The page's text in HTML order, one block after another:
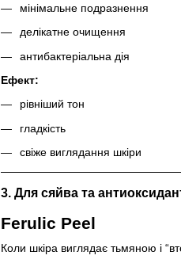
мінімальне подразнення
делікатне очищення
антибактеріальна дія
Ефект:
рівніший тон
гладкість
свіже виглядання шкіри
3. Для сяйва та
Ferulic Peel
Коли шкіра виглядає тьмяною і